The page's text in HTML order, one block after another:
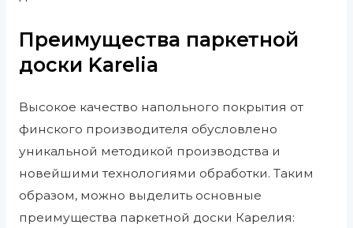
Преимущества паркетной
доски Karelia
Высокое качество напольного покрытия от
финского производителя обусловлено
уникальной методикой производства и
новейшими технологиями обработки. Таким
образом, можно выделить основные
преимущества паркетной доски Карелия: